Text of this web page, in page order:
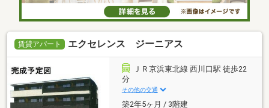
賃貸アパート エクセレンス ジーニアス
ＪＲ京浜東北線 西川口駅 徒歩22
分
その他の交通
築2年5ヶ月 / 3階建